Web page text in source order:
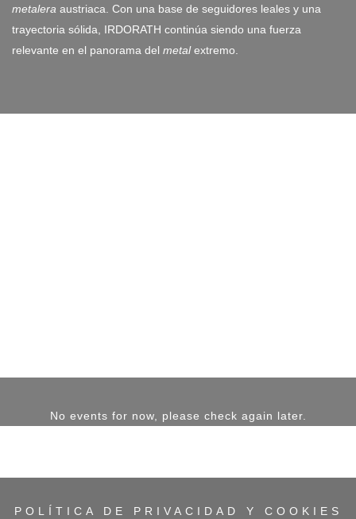
metalera austriaca. Con una base de seguidores leales y una
trayectoria sólida, IRDORATH continúa siendo una fuerza
relevante en el panorama del metalextremo.
No events for now, please check again later.
POLÍTICA DE PRIVACIDAD Y COOKIES